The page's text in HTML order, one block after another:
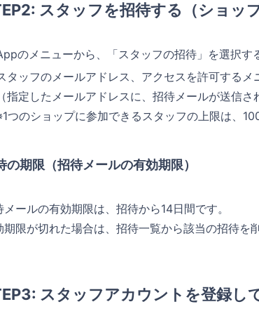
スタッフを招待する（ショッ
のメニューから、「スタッフの招待」を選択す
タッフのメールアドレス、アクセスを許可する
（指定したメールアドレスに、招待メールが送信さ
つのショップに参加できるスタッフの上限は、
の期限（招待メールの有効期限）
メールの有効期限は、招待から14日間です。
期限が切れた場合は、招待一覧から該当の招待を
スタッフアカウントを登録し